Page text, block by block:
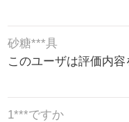
砂糖***具
このユーザは評価内容
1***ですか